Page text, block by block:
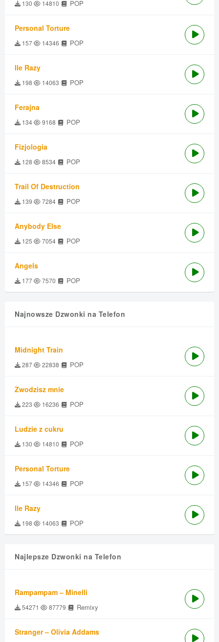
130 14810 POP
Personal Torture
157 14346 POP
Ile Razy
198 14063 POP
Ferajna
134 9168 POP
Fizjologia
128 8534 POP
Trail Of Destruction
139 7284 POP
Anybody Else
125 7054 POP
Angels
177 7570 POP
Najnowsze Dzwonki na Telefon
Midnight Train
287 22838 POP
Zwodzisz mnie
223 16236 POP
Ludzie z cukru
130 14810 POP
Personal Torture
157 14346 POP
Ile Razy
198 14063 POP
Najlepsze Dzwonki na Telefon
Rampampam – Minelli
54271 87779 Remixy
Stranger – Olivia Addams